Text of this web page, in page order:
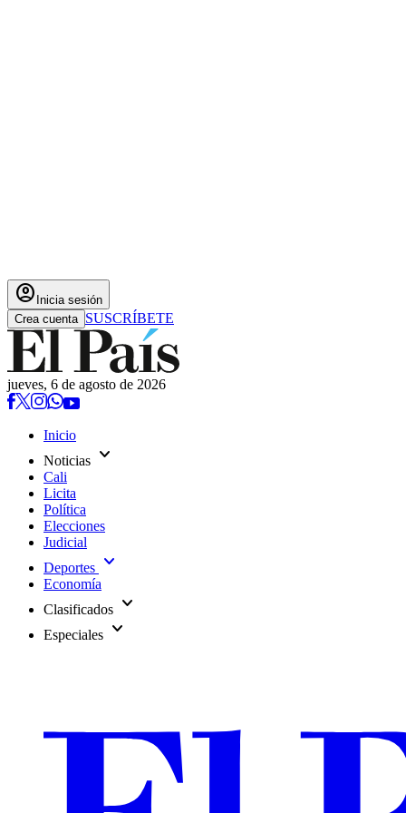
account_circle Inicia sesión
Crea cuenta SUSCRÍBETE
jueves, 6 de agosto de 2026
Inicio
Noticias expand_more
Cali
Licita
Política
Elecciones
Judicial
Deportes expand_more
Economía
Clasificados expand_more
Especiales expand_more